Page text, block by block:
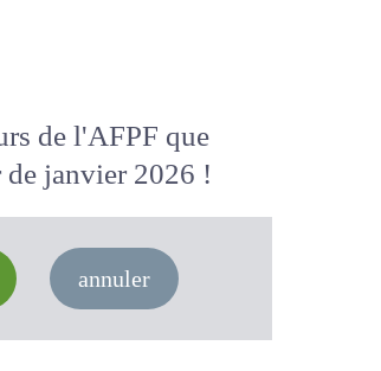
de l'AFPF que
de janvier 2026
annuler